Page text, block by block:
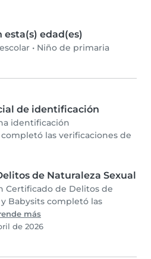
esta(s) edad(es)
• Niño de primaria
de identificación
identificación
las verificaciones de
de Naturaleza Sexual
Certificado de Delitos de
y Babysits completó las
más
de 2026